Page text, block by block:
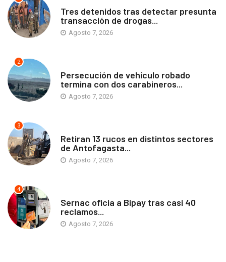
Tres detenidos tras detectar presunta
transacción de drogas...
Agosto 7, 2026
2
Persecución de vehículo robado
termina con dos carabineros...
Agosto 7, 2026
3
Retiran 13 rucos en distintos sectores
de Antofagasta...
Agosto 7, 2026
4
Sernac oficia a Bipay tras casi 40
reclamos...
Agosto 7, 2026